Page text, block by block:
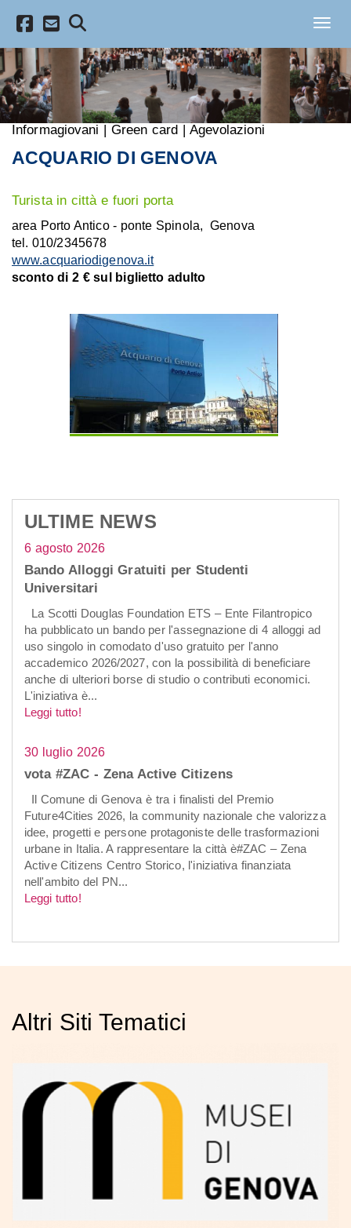
Informagiovani | Green card | Agevolazioni
ACQUARIO DI GENOVA
Turista in città e fuori porta
area Porto Antico - ponte Spinola, Genova
tel. 010/2345678
www.acquariodigenova.it
sconto di 2 € sul biglietto adulto
ULTIME NEWS
6 agosto 2026
Bando Alloggi Gratuiti per Studenti
Universitari
La Scotti Douglas Foundation ETS – Ente Filantropico
ha pubblicato un bando per l'assegnazione di 4 alloggi ad
uso singolo in comodato d'uso gratuito per l'anno
accademico 2026/2027, con la possibilità di beneficiare
anche di ulteriori borse di studio o contributi economici.
L'iniziativa è...
Leggi tutto!
30 luglio 2026
vota #ZAC - Zena Active Citizens
Il Comune di Genova è tra i finalisti del Premio
Future4Cities 2026, la community nazionale che valorizza
idee, progetti e persone protagoniste delle trasformazioni
urbane in Italia. A rappresentare la città è#ZAC – Zena
Active Citizens Centro Storico, l'iniziativa finanziata
nell'ambito del PN...
Leggi tutto!
Altri Siti Tematici